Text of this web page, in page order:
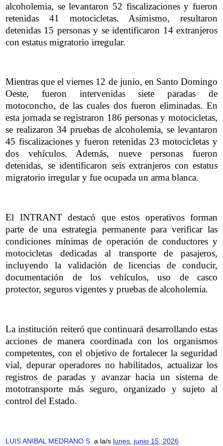
alcoholemia, se levantaron 52 fiscalizaciones y fueron
retenidas 41 motocicletas. Asimismo, resultaron
detenidas 15 personas y se identificaron 14 extranjeros
con estatus migratorio irregular.
Mientras que el viernes 12 de junio, en Santo Domingo
Oeste, fueron intervenidas siete paradas de
motoconcho, de las cuales dos fueron eliminadas. En
esta jornada se registraron 186 personas y motocicletas,
se realizaron 34 pruebas de alcoholemia, se levantaron
45 fiscalizaciones y fueron retenidas 23 motocicletas y
dos vehículos. Además, nueve personas fueron
detenidas, se identificaron seis extranjeros con estatus
migratorio irregular y fue ocupada un arma blanca.
El INTRANT destacó que estos operativos forman
parte de una estrategia permanente para verificar las
condiciones mínimas de operación de conductores y
motocicletas dedicadas al transporte de pasajeros,
incluyendo la validación de licencias de conducir,
documentación de los vehículos, uso de casco
protector, seguros vigentes y pruebas de alcoholemia.
La institución reiteró que continuará desarrollando estas
acciones de manera coordinada con los organismos
competentes, con el objetivo de fortalecer la seguridad
vial, depurar operadores no habilitados, actualizar los
registros de paradas y avanzar hacia un sistema de
mototransporte más seguro, organizado y sujeto al
control del Estado.
LUIS ANIBAL MEDRANO S. a la/s lunes, junio 15, 2026